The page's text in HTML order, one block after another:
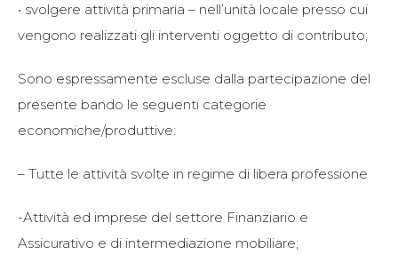
• svolgere attività primaria – nell’unità locale presso cui
vengono realizzati gli interventi oggetto di contributo;
Sono espressamente escluse dalla partecipazione del
presente bando le seguenti categorie
economiche/produttive:
– Tutte le attività svolte in regime di libera professione
-Attività ed imprese del settore Finanziario e
Assicurativo e di intermediazione mobiliare;